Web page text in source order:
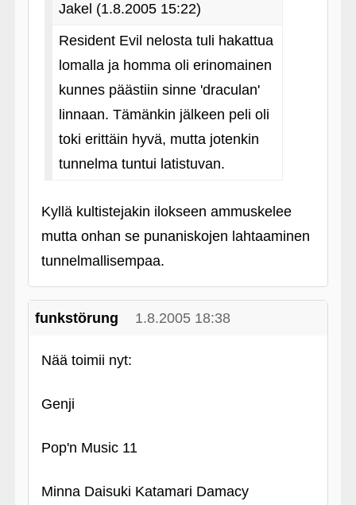
Jakel (1.8.2005 15:22)
Resident Evil nelosta tuli hakattua
lomalla ja homma oli erinomainen
kunnes päästiin sinne 'draculan'
linnaan. Tämänkin jälkeen peli oli
toki erittäin hyvä, mutta jotenkin
tunnelma tuntui latistuvan.
Kyllä kultistejakin ilokseen ammuskelee
mutta onhan se punaniskojen lahtaaminen
tunnelmallisempaa.
funkstörung 1.8.2005 18:38
Nää toimii nyt:
Genji
Pop'n Music 11
Minna Daisuki Katamari Damacy